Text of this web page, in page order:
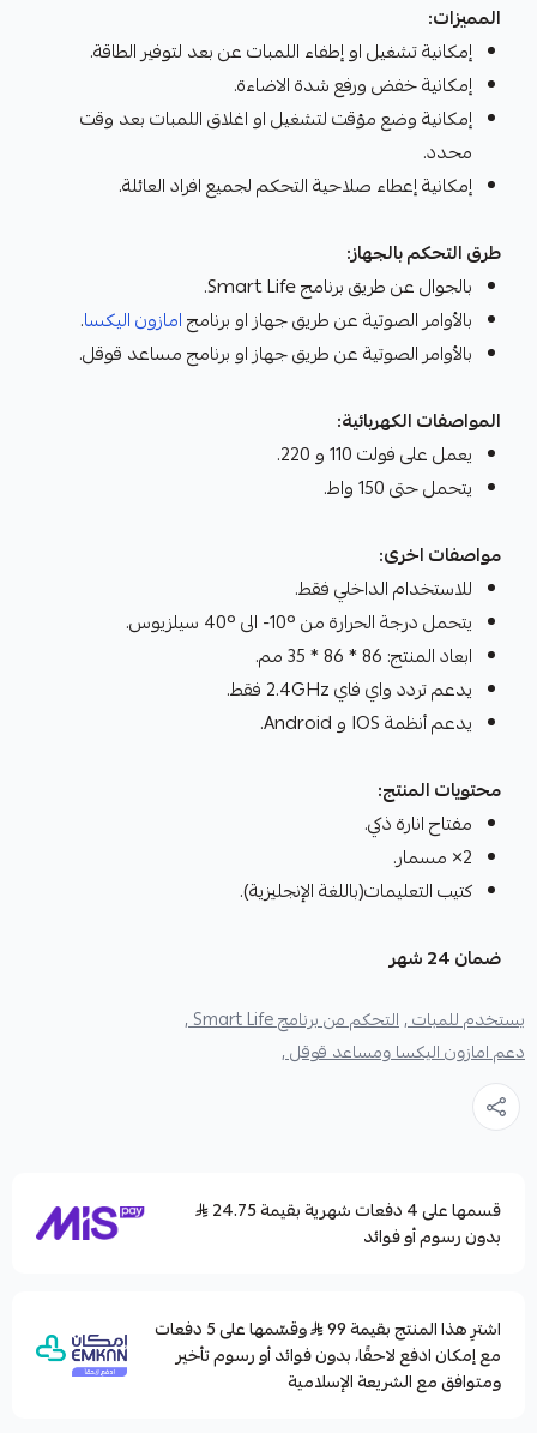
المميزات:
إمكانية تشغيل او إطفاء اللمبات عن بعد لتوفير الطاقة.
إمكانية خفض ورفع شدة الاضاءة.
إمكانية وضع مؤقت لتشغيل او اغلاق اللمبات بعد وقت
محدد.
إمكانية إعطاء صلاحية التحكم لجميع افراد العائلة.
طرق التحكم بالجهاز:
بالجوال عن طريق برنامج Smart Life.
بالأوامر الصوتية عن طريق جهاز او برنامجامازون اليكسا.
بالأوامر الصوتية عن طريق جهاز او برنامج مساعد قوقل.
المواصفات الكهربائية:
يعمل على فولت 110 و 220.
يتحمل حتى 150 واط.
مواصفات اخرى:
للاستخدام الداخلي فقط.
يتحمل درجة الحرارة من °10- الى °40 سيلزيوس.
ابعاد المنتج: 86 * 86 * 35 مم.
يدعم تردد واي فاي 2.4GHz فقط.
يدعم أنظمة IOS و Android.
محتويات المنتج:
مفتاح انارة ذكي.
2× مسمار.
كتيب التعليمات(باللغة الإنجليزية).
ضمان 24 شهر
يستخدم للمبات ,التحكم من برنامج Smart Life ,
دعم امازون اليكسا ومساعد قوقل ,
قسمها على 4 دفعات شهرية بقيمة 24.75
بدون رسوم أو فوائد
اشترِ هذا المنتج بقيمة 99
وقسّمها على 5 دفعات
مع إمكان ادفع لاحقًا، بدون فوائد أو رسوم تأخير
ومتوافق مع الشريعة الإسلامية